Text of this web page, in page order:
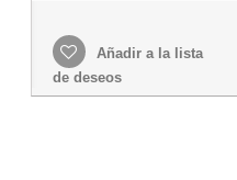
Añadir a la lista
de deseos